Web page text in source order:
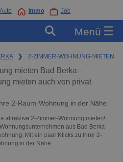
Auto Immo Job
Menü ☰
❯ 2-ZIMMER-WOHNUNG-MIETEN
mieten Bad Berka –
mieten auch von privat
2-Raum-Wohnung in der Nähe
attraktive 2-Zimmer-Wohnung mieten!
aus Bad Berka
Mit ein paar Klicks zu Ihrer 2-
in der Nähe.